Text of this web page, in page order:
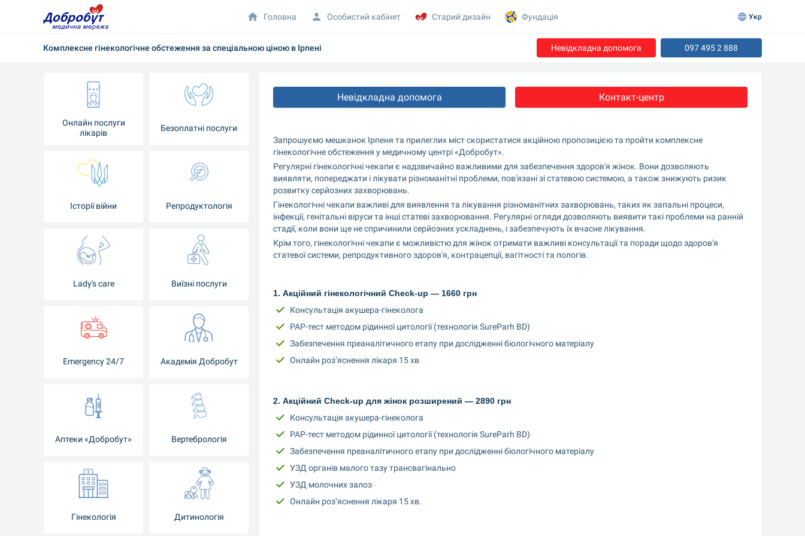
Комплексне гінекологічне обстеження за спеціальною ціною в Ірпені Невідкладна допомога 097 495 2 888
Онлайн послуги
лікарів
Безоплатні послуги
Історії війни Репродуктологія
Lady's care Виїзні послуги
Emergency 24/7 Академія Добробут
Аптеки «Добробут» Вертебрологія
Гінекологія Дитинологія
Невідкладна допомога Контакт-центр
Запрошуємо мешканок Ірпеня та прилеглих міст скористатися акційною пропозицією та пройти комплексне
гінекологічне обстеження у медичному центрі «Добробут».
Регулярні гінекологічні чекапи є надзвичайно важливими для забезпечення здоров'я жінок. Вони дозволяють
виявляти, попереджати і лікувати різноманітні проблеми, пов'язані зі статевою системою, а також знижують ризик
розвитку серйозних захворювань.
Гінекологічні чекапи важливі для виявлення та лікування різноманітних захворювань, таких як запальні процеси,
інфекції, генітальні віруси та інші статеві захворювання. Регулярні огляди дозволяють виявити такі проблеми на ранній
стадії, коли вони ще не спричинили серйозних ускладнень, і забезпечують їх вчасне лікування.
Крім того, гінекологічні чекапи є можливістю для жінок отримати важливі консультації та поради щодо здоров'я
статевої системи, репродуктивного здоров'я, контрацепції, вагітності та пологів.
1. Акційний гінекологічний Check-up — 1660 грн
Консультація акушера-гінеколога
PAP-тест методом рідинної цитології (технологія SureParh BD)
Забезпечення преаналітичного етапу при дослідженні біологічного матеріалу
Онлайн роз’яснення лікаря 15 хв
2. Акційний Check-up для жінок розширений — 2890 грн
Консультація акушера-гінеколога
PAP-тест методом рідинної цитології (технологія SureParh BD)
Забезпечення преаналітичного етапу при дослідженні біологічного матеріалу
УЗД органів малого тазу трансвагінально
УЗД молочних залоз
Онлайн роз’яснення лікаря 15 хв.
Головна Особистий кабінет Старий дизайн Фундація Укр